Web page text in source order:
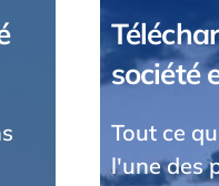
société
Tout ce
l'une des